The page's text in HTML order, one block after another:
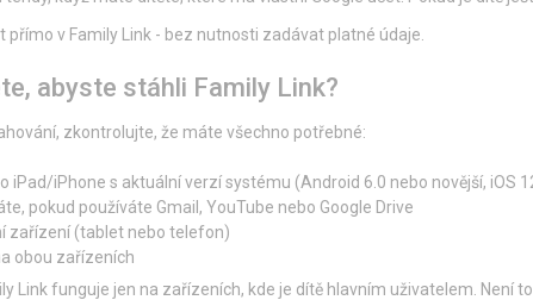
přímo v Family Link - bez nutnosti zadávat platné údaje.
abyste stáhli Family Link?
zkontrolujte, že máte všechno potřebné:
iPad/iPhone s aktuální verzí systému (Android 6.0 nebo novější, iOS
pokud používáte Gmail, YouTube nebo Google Drive
zařízení (tablet nebo telefon)
obou zařízeních
Link funguje jen na zařízeních, kde je dítě hlavním uživatelem. Není